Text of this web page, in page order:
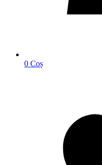
0 Coș